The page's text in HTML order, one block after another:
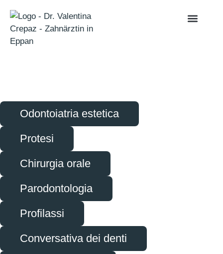
Odontoiatria estetica
Protesi
Chirurgia orale
Parodontologia
Profilassi
Conversativa dei denti